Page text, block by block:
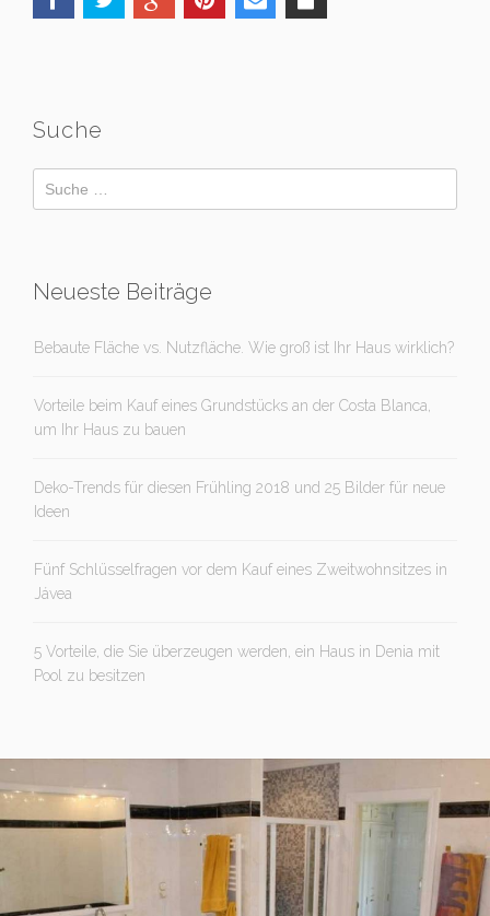
Suche
Neueste Beiträge
Bebaute Fläche vs. Nutzfläche. Wie groß ist Ihr Haus wirklich?
Vorteile beim Kauf eines Grundstücks an der Costa Blanca,
um Ihr Haus zu bauen
Deko-Trends für diesen Frühling 2018 und 25 Bilder für neue
Ideen
Fünf Schlüsselfragen vor dem Kauf eines Zweitwohnsitzes in
Jávea
5 Vorteile, die Sie überzeugen werden, ein Haus in Denia mit
Pool zu besitzen